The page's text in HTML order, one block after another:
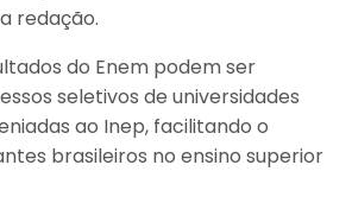
redação.
do Enem podem ser
seletivos de universidades
ao Inep, facilitando o
brasileiros no ensino superior